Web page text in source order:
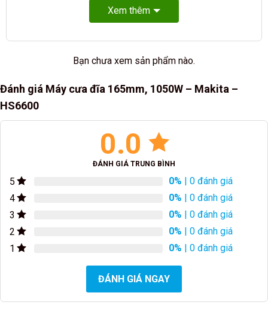
Xem thêm
Bạn chưa xem sản phẩm nào.
Đánh giá Máy cưa đĩa 165mm, 1050W – Makita –
HS6600
0.0
ĐÁNH GIÁ TRUNG BÌNH
5 0% | 0 đánh giá
4
0% | 0 đánh giá
3
0% | 0 đánh giá
2
0% | 0 đánh giá
1
0% | 0 đánh giá
ĐÁNH GIÁ NGAY